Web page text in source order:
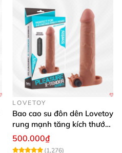
LOVETOY
Bao cao su đôn dên Lovetoy
rung mạnh tăng kích thước
kích thích
500.000₫
(1,276)